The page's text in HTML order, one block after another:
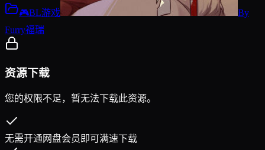
🎮BL游戏
By
Furry福瑞
资源下载
您的权限不足，暂无法下载此资源。
无需开通网盘会员即可满速下载